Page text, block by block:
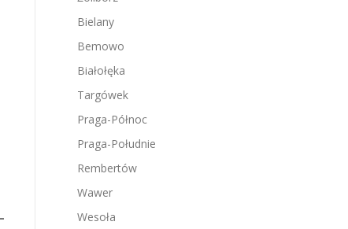
Bielany
Bemowo
Białołęka
Targówek
Praga-Północ
Praga-Południe
Rembertów
Wawer
Wesoła